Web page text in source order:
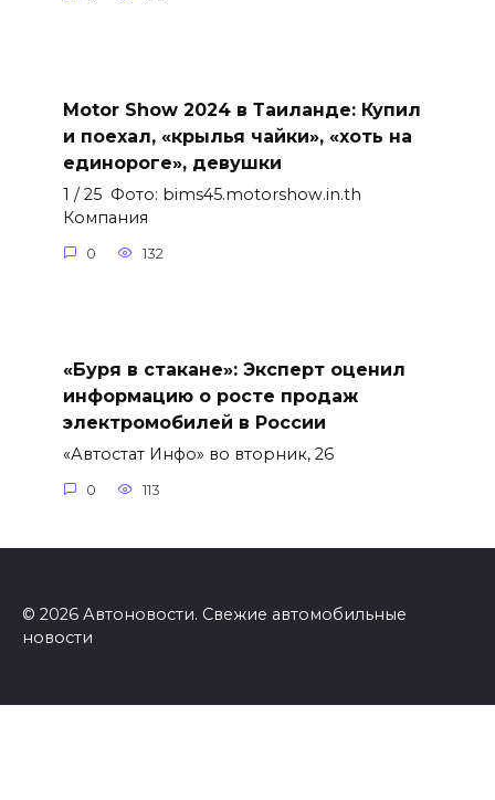
Motor Show 2024 в Таиланде: Купил
и поехал, «крылья чайки», «хоть на
единороге», девушки
1 / 25 Фото: bims45.motorshow.in.th
Компания
0 132
«Буря в стакане»: Эксперт оценил
информацию о росте продаж
электромобилей в России
«Автостат Инфо» во вторник, 26
0 113
© 2026 Автоновости. Свежие автомобильные
новости